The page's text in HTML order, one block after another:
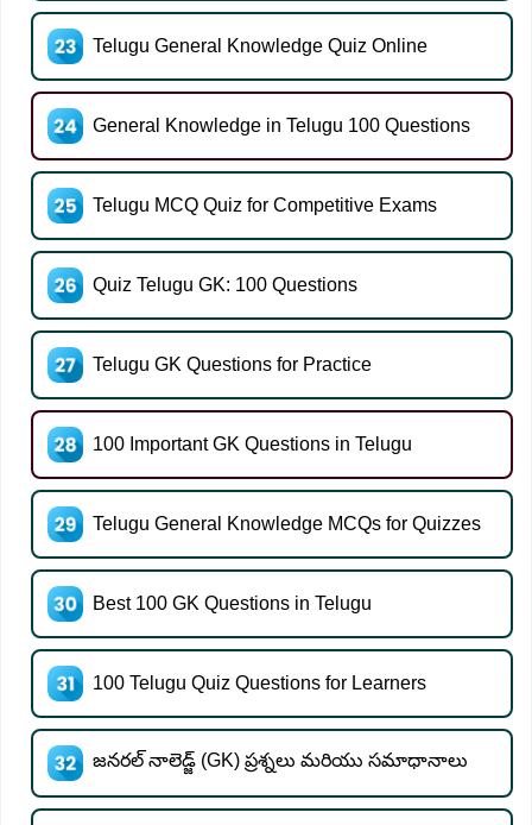
Telugu General Knowledge Quiz Online
General Knowledge in Telugu 100 Questions
Telugu MCQ Quiz for Competitive Exams
Quiz Telugu GK: 100 Questions
Telugu GK Questions for Practice
100 Important GK Questions in Telugu
Telugu General Knowledge MCQs for Quizzes
Best 100 GK Questions in Telugu
100 Telugu Quiz Questions for Learners
జనరల్ నాలెడ్జ్ (GK) ప్రశ్నలు మరియు సమాధానాలు